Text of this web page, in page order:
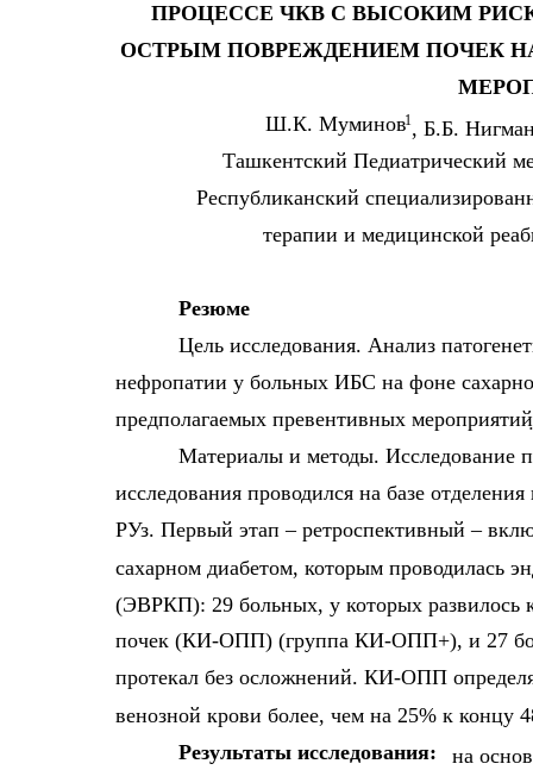
ПРОЦЕССЕ ЧКВ С ВЫСОКИМ
ОСТРЫМ ПОВРЕЖДЕНИЕМ ПОЧЕК
Ш.К. Муминов1, Б.Б.
Ташкентский Педиатрический
Республиканский
терапии и медицинской
Резюме
Цель исследования. Анализ
нефропатии у больных ИБС на фоне
предполагаемых превентивных мероприятий.
Материалы и методы. Исследование
исследования проводился на базе
РУз. Первый этап – ретроспективный –
сахарном диабетом, которым проводилась
(ЭВРКП): 29 больных, у которых развилось
почек (КИ-ОПП) (группа КИ-ОПП+), и 27
протекал без осложнений. КИ-ОПП
венозной крови более, чем на 25% к концу
Результаты исследования:
на